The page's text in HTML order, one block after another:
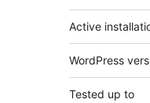
Active
WordPress
Tested up to